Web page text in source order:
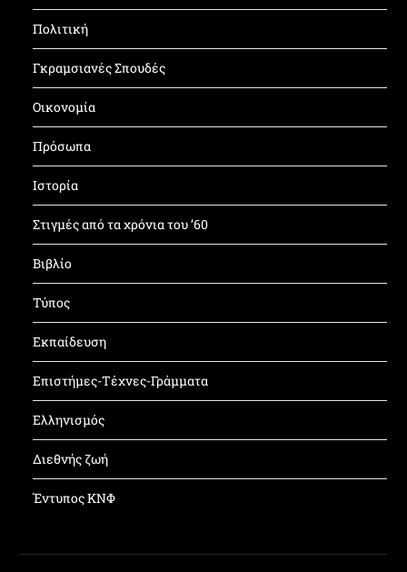
Πολιτική
Γκραμσιανές Σπουδές
Οικονομία
Πρόσωπα
Ιστορία
Στιγμές από τα χρόνια του ’60
Βιβλίο
Τύπος
Εκπαίδευση
Επιστήμες-Τέχνες-Γράμματα
Ελληνισμός
Διεθνής ζωή
Έντυπος ΚΝΦ